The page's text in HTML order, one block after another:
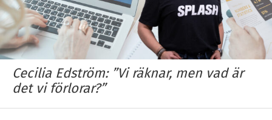
Cecilia Edström: ”Vi räknar, men vad är
det vi förlorar?”